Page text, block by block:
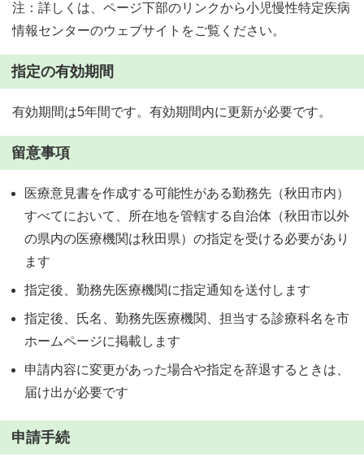
注：詳しくは、ページ下部のリンクから小児慢性特定疾病
情報センターのウェブサイトをご覧ください。
指定の有効期間
有効期間は5年間です。有効期間内に更新が必要です。
留意事項
医療意見書を作成する可能性がある勤務先（秋田市内）
すべてにおいて、所在地を管轄する自治体（秋田市以外
の県内の医療機関は秋田県）の指定を受ける必要があり
ます
指定後、勤務先医療機関に指定通知を送付します
指定後、氏名、勤務先医療機関、担当する診療科名を市
ホームページに掲載します
申請内容に変更があった場合や指定を辞退するときは、
届け出が必要です
申請手続